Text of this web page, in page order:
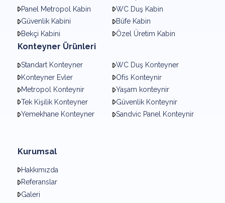
Panel Metropol Kabin
WC Duş Kabin
Güvenlik Kabini
Büfe Kabin
Bekçi Kabini
Özel Üretim Kabin
Konteyner Ürünleri
Standart Konteyner
WC Duş Konteyner
Konteyner Evler
Ofis Konteynir
Metropol Konteynir
Yaşam konteynir
Tek Kişilik Konteyner
Güvenlik Konteynir
Yemekhane Konteyner
Sandvic Panel Konteynir
Kurumsal
Hakkımızda
Referanslar
Galeri